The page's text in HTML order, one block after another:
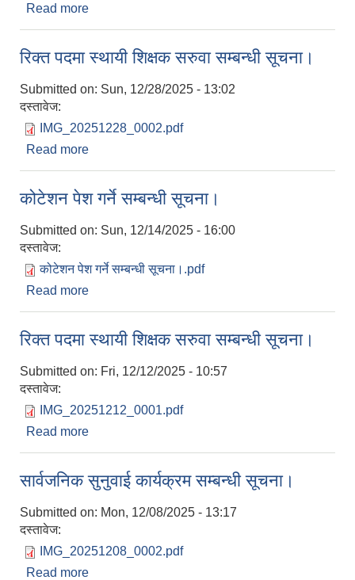
Read more
रिक्त पदमा स्थायी शिक्षक सरुवा सम्बन्धी सूचना।
Submitted on: Sun, 12/28/2025 - 13:02
दस्तावेज:
IMG_20251228_0002.pdf
Read more
कोटेशन पेश गर्ने सम्बन्धी सूचना।
Submitted on: Sun, 12/14/2025 - 16:00
दस्तावेज:
कोटेशन पेश गर्ने सम्बन्धी सूचना।.pdf
Read more
रिक्त पदमा स्थायी शिक्षक सरुवा सम्बन्धी सूचना।
Submitted on: Fri, 12/12/2025 - 10:57
दस्तावेज:
IMG_20251212_0001.pdf
Read more
सार्वजनिक सुनुवाई कार्यक्रम सम्बन्धी सूचना।
Submitted on: Mon, 12/08/2025 - 13:17
दस्तावेज:
IMG_20251208_0002.pdf
Read more